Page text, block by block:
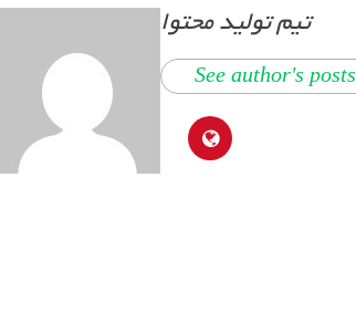
تیم تولید محتوا
See author's posts